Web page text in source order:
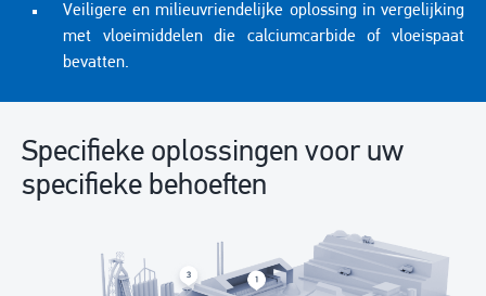
Veiligere en milieuvriendelijke oplossing in vergelijking
met vloeimiddelen die calciumcarbide of vloeispaat
bevatten.
Specifieke oplossingen voor uw
specifieke behoeften